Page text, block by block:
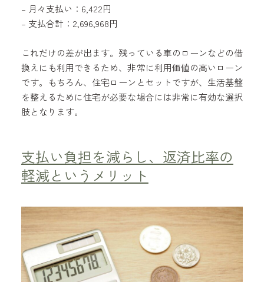
– 月々支払い：6,422円
– 支払合計：2,696,968円
これだけの差が出ます。残っている車のローンなどの借
換えにも利用できるため、非常に利用価値の高いローン
です。もちろん、住宅ローンとセットですが、生活基盤
を整えるために住宅が必要な場合には非常に有効な選択
肢となります。
支払い負担を減らし、返済比率の
軽減というメリット